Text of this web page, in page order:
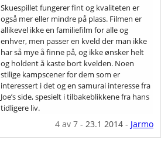
Skuespillet fungerer fint og kvaliteten er
også mer eller mindre på plass. Filmen er
allikevel ikke en familiefilm for alle og
enhver, men passer en kveld der man ikke
har så mye å finne på, og ikke ønsker helt
og holdent å kaste bort kvelden. Noen
stilige kampscener for dem som er
interessert i det og en samurai interesse fra
Joe’s side, spesielt i tilbakeblikkene fra hans
tidligere liv.
4av 7- 23.1 2014- Jarmo